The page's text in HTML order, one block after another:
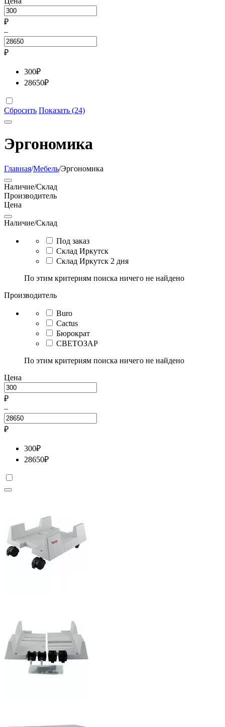
₽
–
₽
300₽
28650₽
Сбросить Показать (24)
Эргономика
Главная/Мебель/Эргономика
Наличие/Склад
Производитель
Цена
Наличие/Склад
Под заказ
Склад Иркутск
Склад Иркутск 2 дня
По этим критериям поиска ничего не найдено
Производитель
Buro
Cactus
Бюрократ
СВЕТОЗАР
По этим критериям поиска ничего не найдено
Цена
₽
–
₽
300₽
28650₽